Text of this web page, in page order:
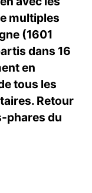
multiples
(1601
dans 16
en
tous les
Retour
phares du